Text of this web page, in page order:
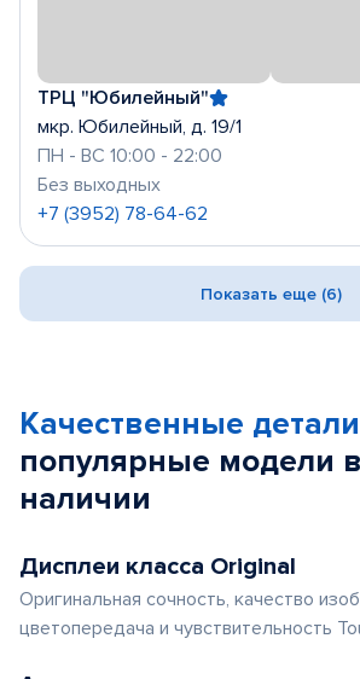
ТРЦ "Юбилейный"
мкр. Юбилейный, д. 19/1
ПН - ВС 10:00 - 22:00
Без выходных
+7 (3952) 78-64-62
Показать еще (6)
Качественные детали
популярные модели
наличии
Дисплеи класса Original
Оригинальная сочность, качество
цветопередача и чувствительность